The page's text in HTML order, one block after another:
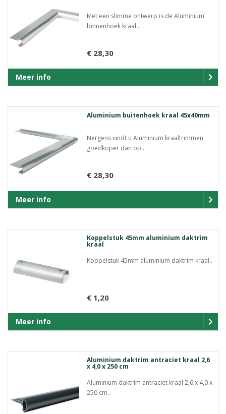
Met een slimme ontwerp is de Aluminium
binnenhoek kraal..
€ 28,30
Meer info
Aluminium buitenhoek kraal 45x40mm
Nergens vindt u Aluminium kraaltrimmen
goedkoper dan op..
€ 28,30
Meer info
Koppelstuk 45mm aluminium daktrim
kraal
Koppelstuk 45mm aluminium daktrim kraal..
€ 1,20
Meer info
Aluminium daktrim antraciet kraal 2,6
x 4,0 x 250 cm
Aluminium daktrim antraciet kraal 2,6 x 4,0 x
250 cm..